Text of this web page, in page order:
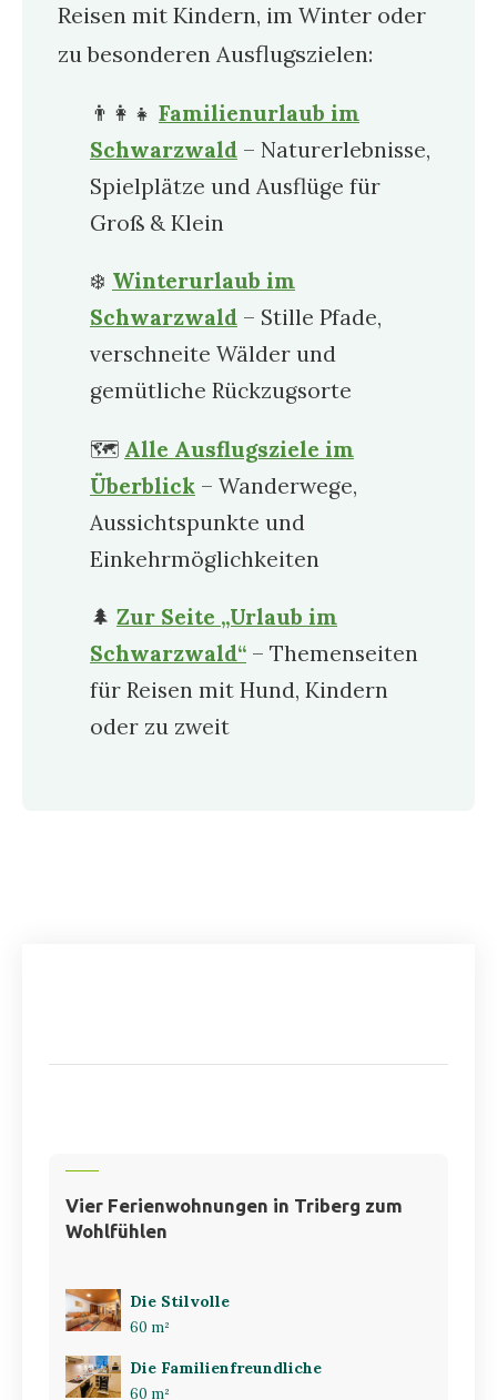
Reisen mit Kindern, im Winter oder
zu besonderen Ausflugszielen:
👨‍👩‍👧 Familienurlaub im
Schwarzwald – Naturerlebnisse,
Spielplätze und Ausflüge für
Groß & Klein
❄️ Winterurlaub im
Schwarzwald – Stille Pfade,
verschneite Wälder und
gemütliche Rückzugsorte
🗺️ Alle Ausflugsziele im
Überblick – Wanderwege,
Aussichtspunkte und
Einkehrmöglichkeiten
🌲 Zur Seite „Urlaub im
Schwarzwald“ – Themenseiten
für Reisen mit Hund, Kindern
oder zu zweit
Vier Ferienwohnungen in Triberg zum
Wohlfühlen
Die Stilvolle
60 m²
Die Familienfreundliche
60 m²